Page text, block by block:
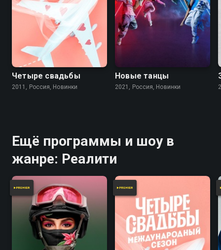
Четыре свадьбы
2011, Россия, Новинки
Новые танцы
2021, Россия, Новинки
Ещё программы и шоу в
жанре: Реалити